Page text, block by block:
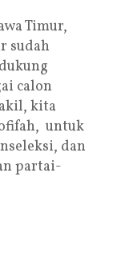
Timur,
sudah
calon
kita
untuk
dan
partai-